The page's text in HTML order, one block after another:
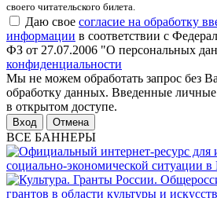
своего читательского билета.
Даю свое согласие на обработку
информации в соответствии с
ФЗ от 27.07.2006 "О персональных
конфиденциальности
Мы не можем обработать запрос без
обработку данных. Введенные
в открытом доступе.
Отмена
ВСЕ БАННЕРЫ